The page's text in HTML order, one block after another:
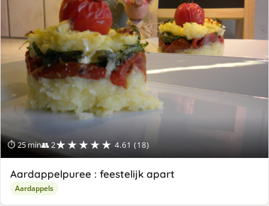
⏱ 25 min👥 2★★★★★ 4.61 (18)
Aardappelpuree : feestelijk apart
Aardappels